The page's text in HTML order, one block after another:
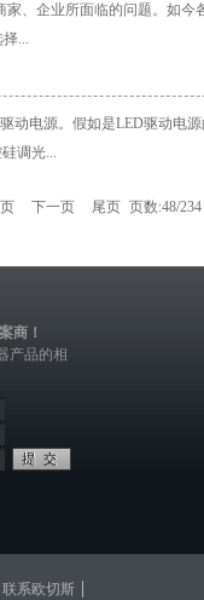
、企业所面临的问题。如今
...
动电源。假如是LED驱动电
调光...
下一页 尾页 页数:48/
商！
产品的相
联系欧切斯